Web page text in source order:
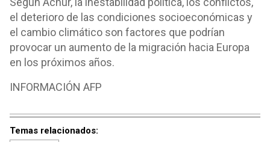
el deterioro de las condiciones socioeconómicas y
el cambio climático son factores que podrían
provocar un aumento de la migración hacia Europa
en los próximos años.
INFORMACIÓN AFP
Temas relacionados: